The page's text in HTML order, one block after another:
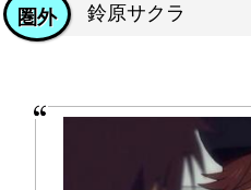
鈴原サクラ
圏外